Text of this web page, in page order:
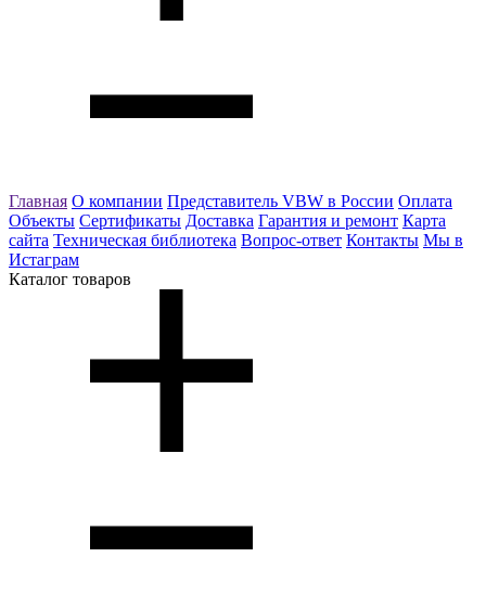
Главная О компании Представитель VBW в России Оплата
Объекты Сертификаты Доставка Гарантия и ремонт Карта
сайта Техническая библиотека Вопрос-ответ Контакты Мы в
Истаграм
Каталог товаров